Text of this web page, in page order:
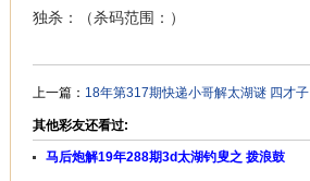
独杀：（杀码范围：）
上一篇： 18年第317期快递小哥解太湖谜 四才子
其他彩友还看过:
马后炮解19年288期3d太湖钓叟之 拨浪鼓